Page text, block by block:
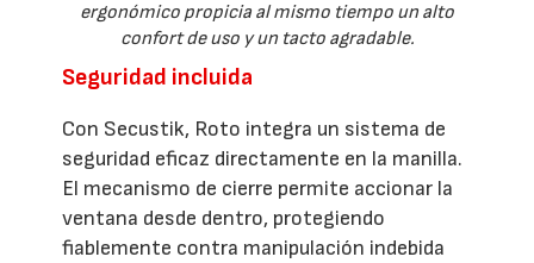
ergonómico propicia al mismo tiempo un alto
confort de uso y un tacto agradable.
Seguridad incluida
Con Secustik, Roto integra un sistema de
seguridad eficaz directamente en la manilla.
El mecanismo de cierre permite accionar la
ventana desde dentro, protegiendo
fiablemente contra manipulación indebida